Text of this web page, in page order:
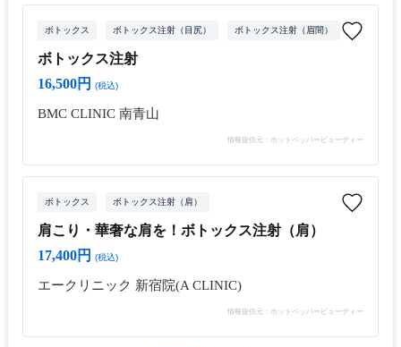
ボトックス ボトックス注射（目尻） ボトックス注射（眉間） ボトック
ボトックス注射
16,500円
(税込)
BMC CLINIC 南青山
情報提供元：ホットペッパービューティー
ボトックス ボトックス注射（肩）
肩こり・華奢な肩を！ボトックス注射（肩）
17,400円
(税込)
エークリニック 新宿院(A CLINIC)
情報提供元：ホットペッパービューティー